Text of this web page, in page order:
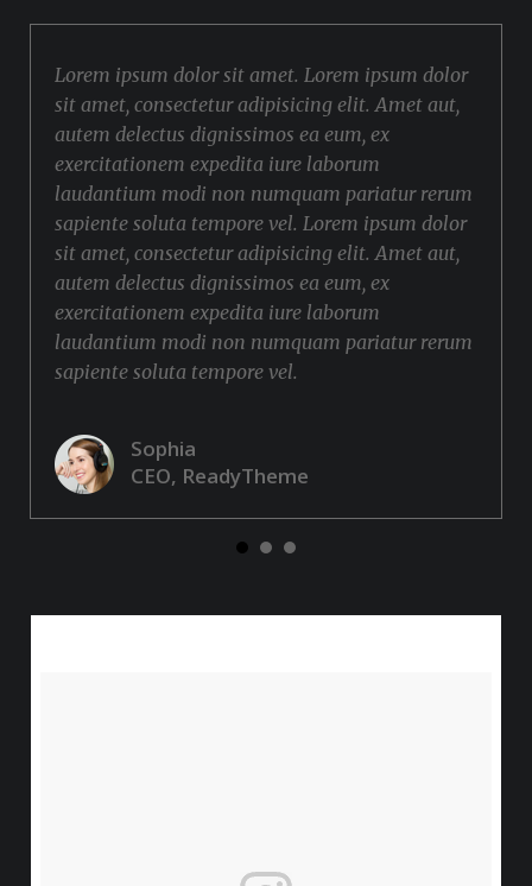
Lorem ipsum dolor sit amet. Lorem ipsum dolor
sit amet, consectetur adipisicing elit. Amet aut,
autem delectus dignissimos ea eum, ex
exercitationem expedita iure laborum
laudantium modi non numquam pariatur rerum
sapiente soluta tempore vel. Lorem ipsum dolor
sit amet, consectetur adipisicing elit. Amet aut,
autem delectus dignissimos ea eum, ex
exercitationem expedita iure laborum
laudantium modi non numquam pariatur rerum
sapiente soluta tempore vel.
Sophia
CEO, ReadyTheme